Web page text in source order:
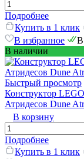
Подробнее
Купить в 1 клик
В избранное
В
В наличии
Быстрый просмотр
Конструктор
Атридесов Dune
В корзину
Подробнее
Купить в 1 клик